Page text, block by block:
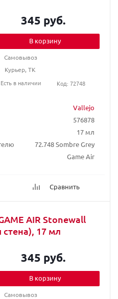
Vallejo
576878
17 мл
72.748 Sombre Grey
Game Air
Сравнить
345 руб.
В корзину
Самовывоз
Курьер, ТК
Есть в наличии
Код: 72748
AIR Stonewall
17 мл
345 руб.
В корзину
Самовывоз